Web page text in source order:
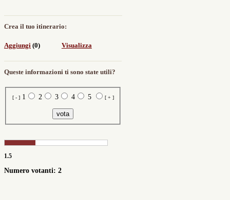
Crea il tuo itinerario:
Aggiungi (0) Visualizza
Queste informazioni ti sono state utili?
[ - ]1 2 3 4 5 [ + ]
1.5
Numero votanti: 2